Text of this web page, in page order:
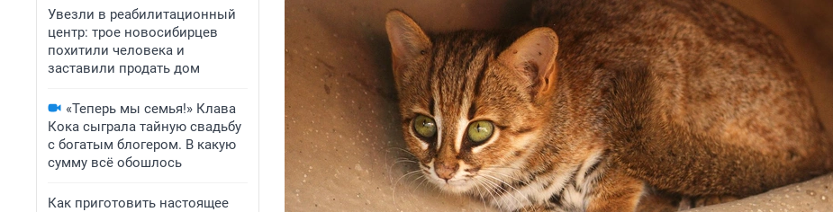
Увезли в реабилитационный
центр: трое новосибирцев
похитили человека и
заставили продать дом
«Теперь мы семья!» Клава
Кока сыграла тайную свадьбу
с богатым блогером. В какую
сумму всё обошлось
Как приготовить настоящее